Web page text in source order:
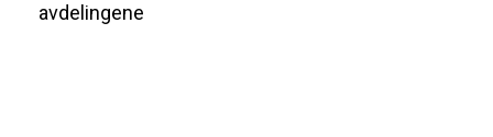
avdelingene